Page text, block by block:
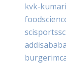
kvk-